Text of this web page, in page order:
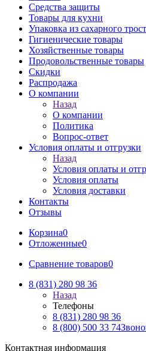
Средства защиты
Товары для кухни
Упаковка из сахарного
Гигиенические товары
Хозяйственные товары
Продовольственные товары
Скидки
Распродажа
О компании
Назад
О компании
Политика
Вопрос-ответ
Условия оплаты и отгрузки
Назад
Условия оплаты и
Условия оплаты
Условия доставки
Контакты
Отзывы
Корзина0
Отложенные0
Сравнение товаров0
8 (831) 280 98 36
Назад
Телефоны
8 (831) 280 98 36
8 (800) 500 33 74
Контактная информация